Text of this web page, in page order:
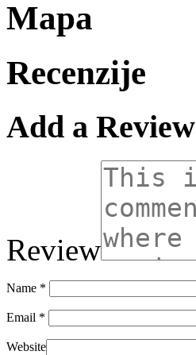
Mapa
Recenzije
Add a Review
Review
Name *
Email *
Website